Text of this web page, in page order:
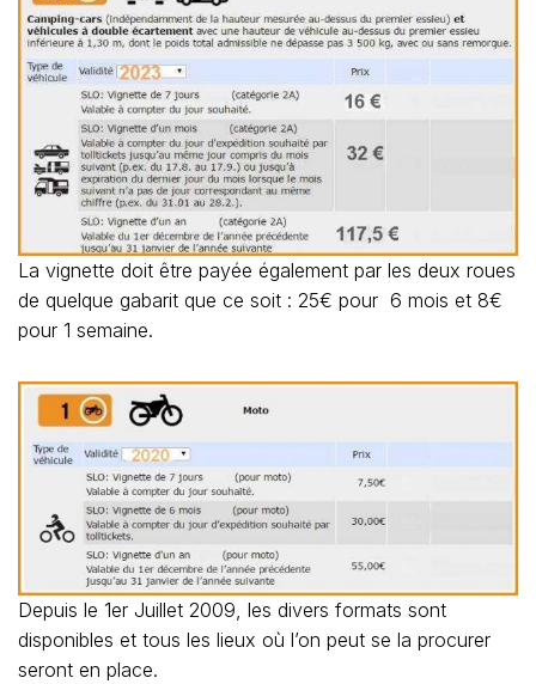
La vignette doit être payée également par les deux roues
de quelque gabarit que ce soit : 25€ pour 6 mois et 8€
pour 1 semaine.
Depuis le 1er Juillet 2009, les divers formats sont
disponibles et tous les lieux où l’on peut se la procurer
seront en place.